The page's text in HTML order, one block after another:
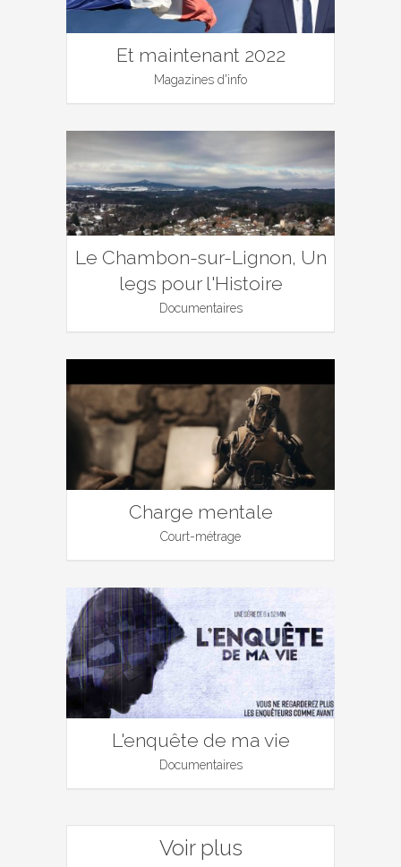
Et maintenant 2022
Magazines d'info
Le Chambon-sur-Lignon, Un
legs pour l'Histoire
Documentaires
Charge mentale
Court-métrage
L'enquête de ma vie
Documentaires
Voir plus